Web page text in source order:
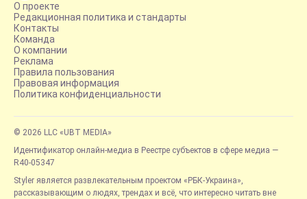
О проекте
Редакционная политика и стандарты
Контакты
Команда
О компании
Реклама
Правила пользования
Правовая информация
Политика конфиденциальности
© 2026 LLC «UBT MEDIA»
Идентификатор онлайн-медиа в Реестре субъектов в сфере медиа —
R40-05347
Styler является развлекательным проектом «РБК-Украина»,
рассказывающим о людях, трендах и всё, что интересно читать вне